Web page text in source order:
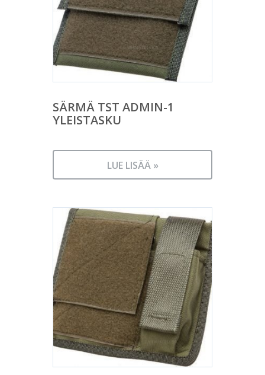
SÄRMÄ TST ADMIN-1
YLEISTASKU
LUE LISÄÄ »